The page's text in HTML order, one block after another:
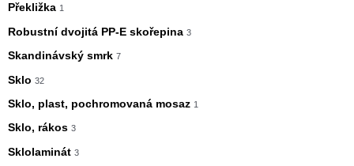
Překližka 1
Robustní dvojitá PP-E skořepina 3
Skandinávský smrk 7
Sklo 32
Sklo, plast, pochromovaná mosaz 1
Sklo, rákos 3
Sklolaminát 3